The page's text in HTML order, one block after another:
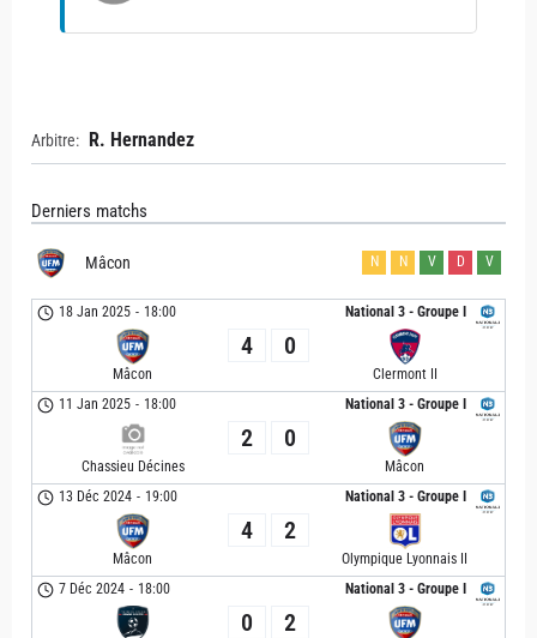
Arbitre: R. Hernandez
Derniers matchs
Mâcon N N V D V
National 3 - Groupe I
18 Jan 2025 - 18:00
Mâcon
4 0
Clermont II
National 3 - Groupe I
11 Jan 2025 - 18:00
Chassieu Décines
2 0
Mâcon
National 3 - Groupe I
13 Déc 2024 - 19:00
Mâcon
4 2
Olympique Lyonnais II
National 3 - Groupe I
7 Déc 2024 - 18:00
0 2